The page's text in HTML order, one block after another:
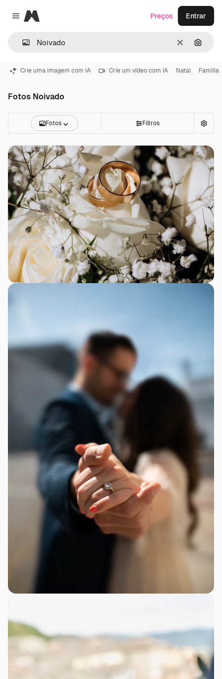
Close menu
Magnific
Limpar
Preços Entrar
Crie uma imagem com IA Crie um vídeo com IA Natal Familia
Fotos Noivado
Fotos Filtros